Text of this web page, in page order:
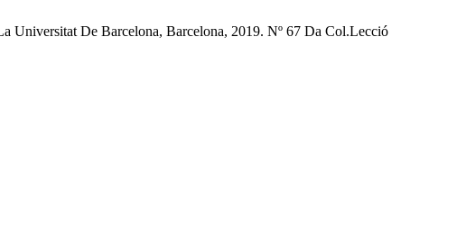
Universitat De Barcelona, Barcelona, 2019. Nº 67 Da Col.Lecció